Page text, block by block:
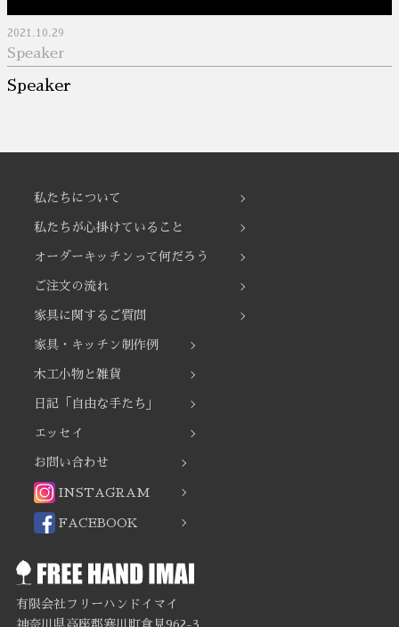
2021.10.29
Speaker
Speaker
私たちについて
私たちが心掛けていること
オーダーキッチンって何だろう
ご注文の流れ
家具に関するご質問
家具・キッチン制作例
木工小物と雑貨
日記「自由な手たち」
エッセイ
お問い合わせ
INSTAGRAM
FACEBOOK
有限会社フリーハンドイマイ
神奈川県高座郡寒川町倉見962-3